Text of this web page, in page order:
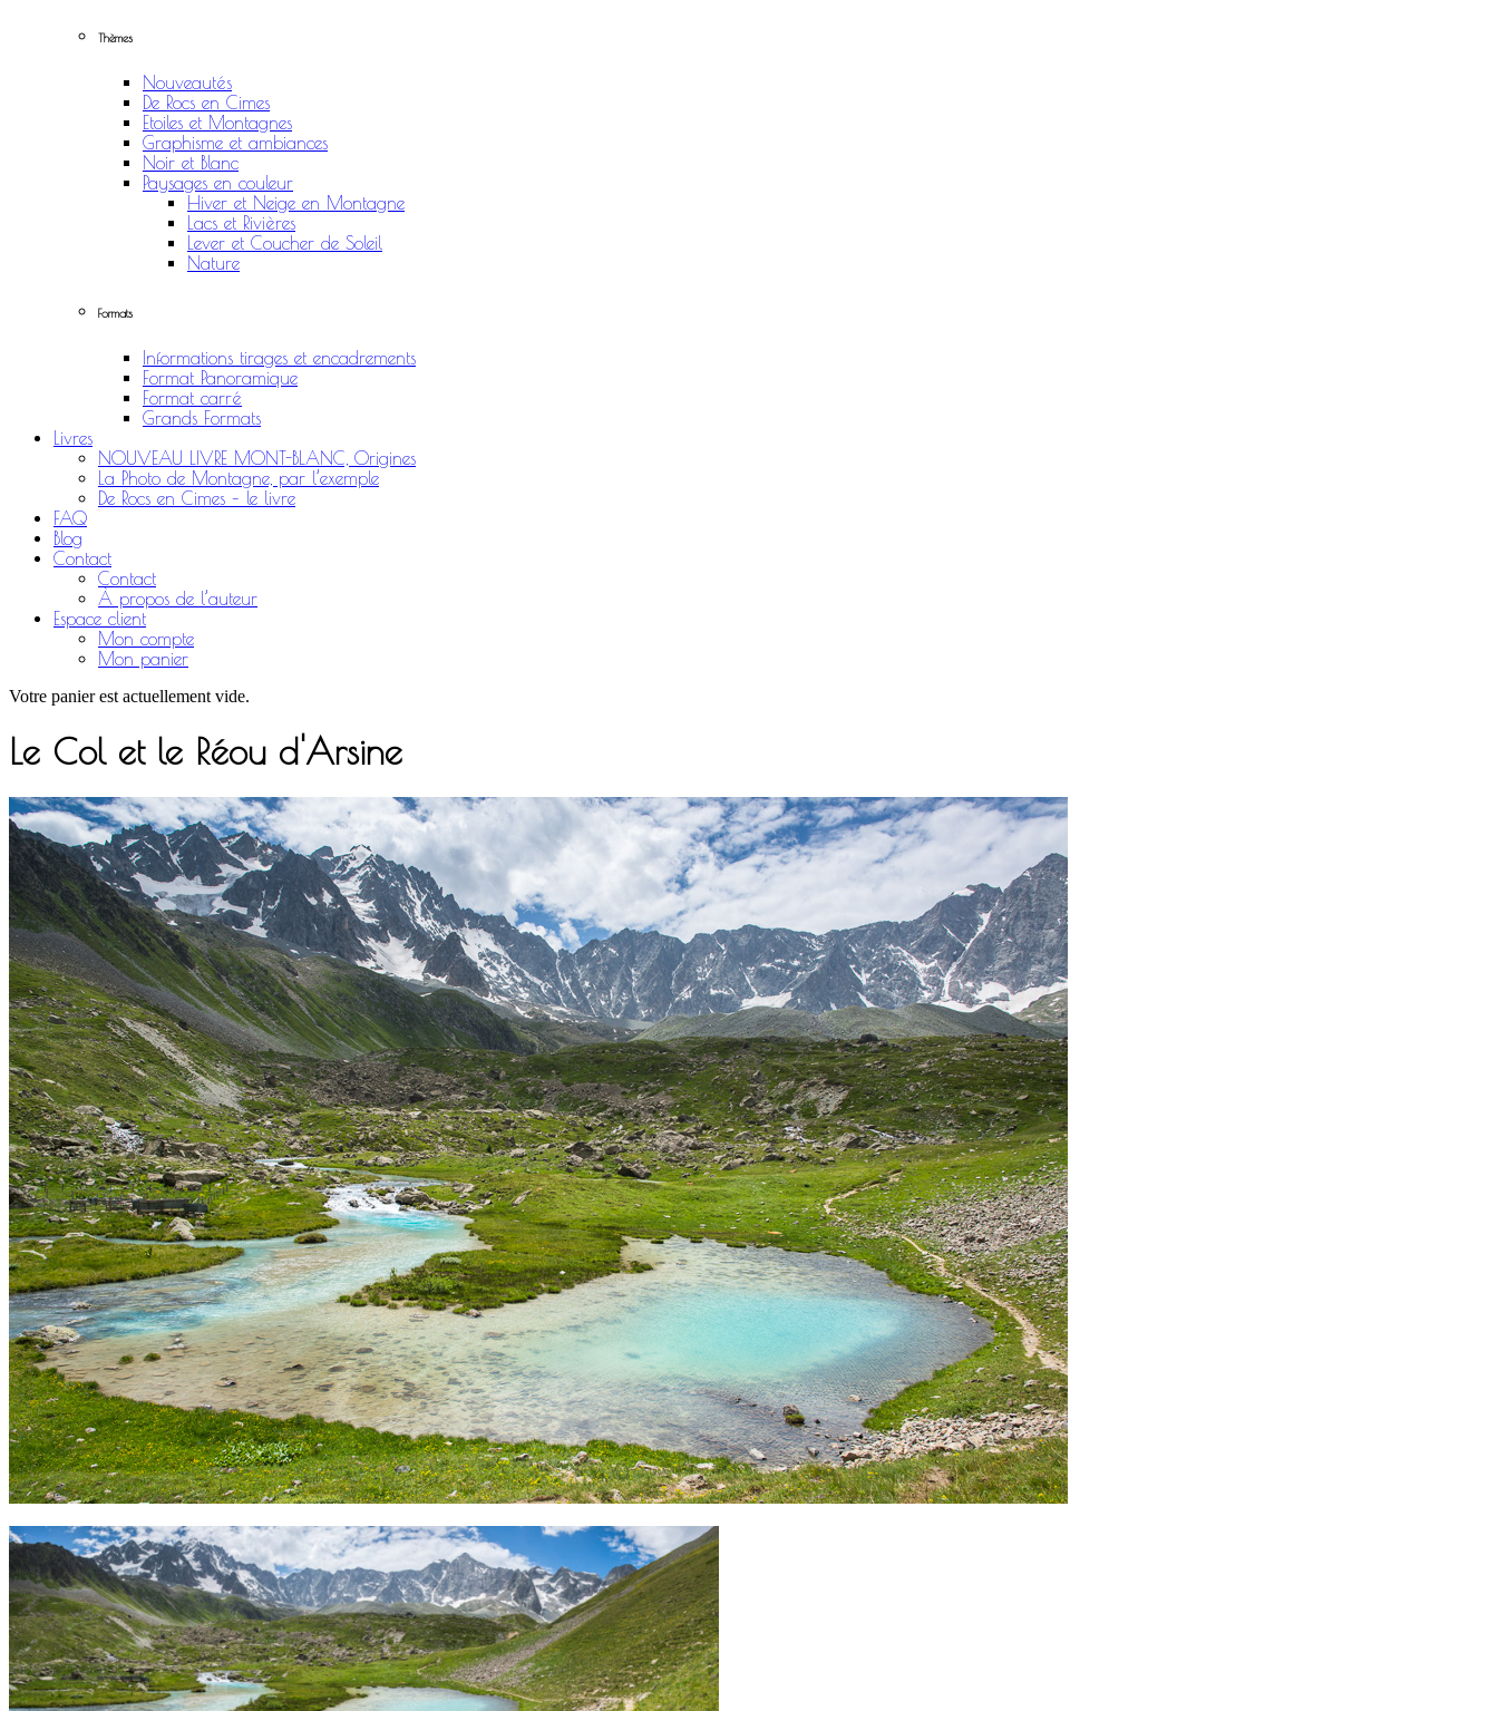
Thèmes
Nouveautés
De Rocs en Cimes
Etoiles et Montagnes
Graphisme et ambiances
Noir et Blanc
Paysages en couleur
Hiver et Neige en Montagne
Lacs et Rivières
Lever et Coucher de Soleil
Nature
Formats
Informations tirages et encadrements
Format Panoramique
Format carré
Grands Formats
Livres
NOUVEAU LIVRE MONT-BLANC, Origines
La Photo de Montagne, par l’exemple
De Rocs en Cimes – le livre
FAQ
Blog
Contact
Contact
À propos de l’auteur
Espace client
Mon compte
Mon panier
Votre panier est actuellement vide.
Le Col et le Réou d'Arsine